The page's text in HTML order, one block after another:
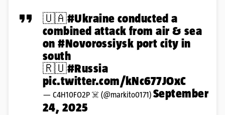
🇺🇦#Ukraine conducted a
combined attack from air & sea
on#Novorossiysk port city in
south
🇷🇺#Russia
pic.twitter.com/kNc677JOxC
— C4H10FO2P ☠️ (@markito0171) September
24, 2025